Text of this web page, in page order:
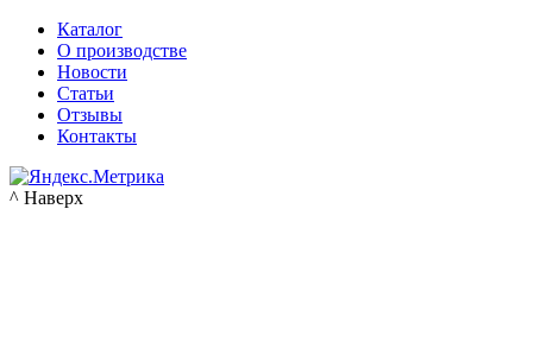
Каталог
О производстве
Новости
Статьи
Отзывы
Контакты
^ Наверх